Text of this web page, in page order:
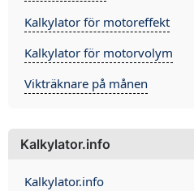
Kalkylator för motoreffekt
Kalkylator för motorvolym
Vikträknare på månen
Kalkylator.info
Kalkylator.info